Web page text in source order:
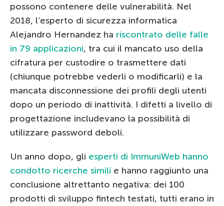
possono contenere delle vulnerabilità. Nel
2018, l’esperto di sicurezza informatica
Alejandro Hernandez ha riscontrato delle falle
in 79 applicazioni, tra cui il mancato uso della
cifratura per custodire o trasmettere dati
(chiunque potrebbe vederli o modificarli) e la
mancata disconnessione dei profili degli utenti
dopo un periodo di inattività. I difetti a livello di
progettazione includevano la possibilità di
utilizzare password deboli.
Un anno dopo, gli esperti di ImmuniWeb hanno
condotto ricerche simili e hanno raggiunto una
conclusione altrettanto negativa: dei 100
prodotti di sviluppo fintech testati, tutti erano in